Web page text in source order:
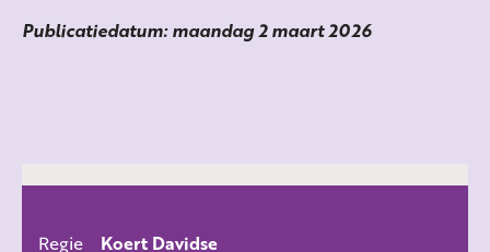
Publicatiedatum: maandag 2 maart 2026
Regie
Koert Davidse